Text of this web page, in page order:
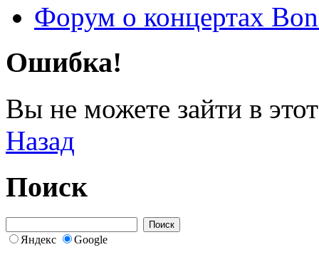
Форум о концертах
Ошибка!
Вы не можете зайти в
Назад
Поиск
Яндекс Google